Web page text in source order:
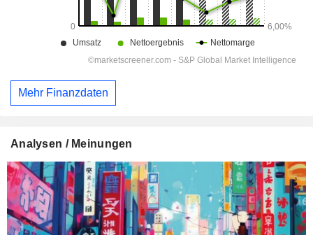
Mehr Finanzdaten
Analysen / Meinungen